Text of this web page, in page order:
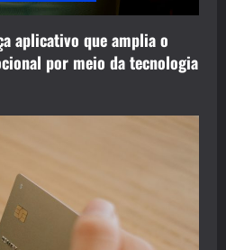
aplicativo que amplia o
por meio da tecnologia